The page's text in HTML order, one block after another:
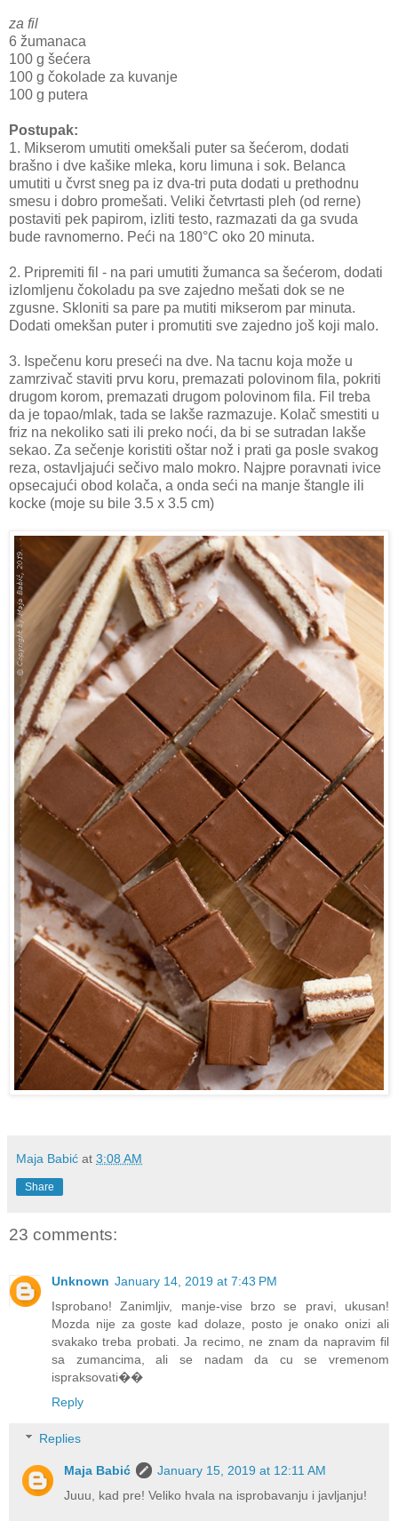
za fil
6 žumanaca
100 g šećera
100 g čokolade za kuvanje
100 g putera
Postupak:
1. Mikserom umutiti omekšali puter sa šećerom, dodati
brašno i dve kašike mleka, koru limuna i sok. Belanca
umutiti u čvrst sneg pa iz dva-tri puta dodati u prethodnu
smesu i dobro promešati. Veliki četvrtasti pleh (od rerne)
postaviti pek papirom, izliti testo, razmazati da ga svuda
bude ravnomerno. Peći na 180°C oko 20 minuta.
2. Pripremiti fil - na pari umutiti žumanca sa šećerom, dodati
izlomljenu čokoladu pa sve zajedno mešati dok se ne
zgusne. Skloniti sa pare pa mutiti mikserom par minuta.
Dodati omekšan puter i promutiti sve zajedno još koji malo.
3. Ispečenu koru preseći na dve. Na tacnu koja može u
zamrzivač staviti prvu koru, premazati polovinom fila, pokriti
drugom korom, premazati drugom polovinom fila. Fil treba
da je topao/mlak, tada se lakše razmazuje. Kolač smestiti u
friz na nekoliko sati ili preko noći, da bi se sutradan lakše
sekao. Za sečenje koristiti oštar nož i prati ga posle svakog
reza, ostavljajući sečivo malo mokro. Najpre poravnati ivice
opsecajući obod kolača, a onda seći na manje štangle ili
kocke (moje su bile 3.5 x 3.5 cm)
Maja Babić at 3:08 AM
Share
23 comments:
Unknown January 14, 2019 at 7:43 PM
Isprobano! Zanimljiv, manje-vise brzo se pravi, ukusan!
Mozda nije za goste kad dolaze, posto je onako onizi ali
svakako treba probati. Ja recimo, ne znam da napravim fil
sa zumancima, ali se nadam da cu se vremenom
ispraksovati��
Reply
Replies
Maja Babić
January 15, 2019 at 12:11 AM
Juuu, kad pre! Veliko hvala na isprobavanju i javljanju!